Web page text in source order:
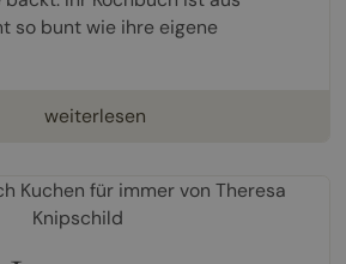
so bunt wie ihre eigene
weiterlesen